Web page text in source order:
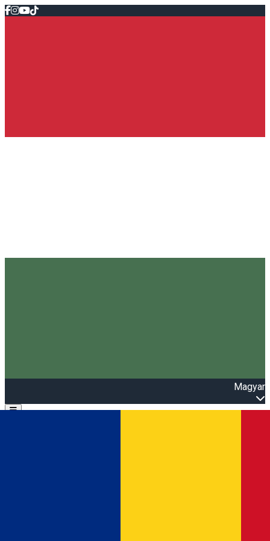
Magyar
Open main menu